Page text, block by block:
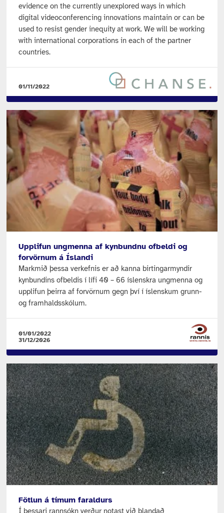
evidence on the currently unexplored ways in which
digital videoconferencing innovations maintain or can be
used to resist gender inequity at work. We will be working
with international corporations in each of the partner
countries.
01/11/2022
Upplifun ungmenna af kynbundnu ofbeldi og
forvörnum á Íslandi
Markmið þessa verkefnis er að kanna birtingarmyndir
kynbundins ofbeldis í lífi 40 – 66 íslenskra ungmenna og
upplifun þeirra af forvörnum gegn því í íslenskum grunn-
og framhaldsskólum.
01/01/2022
31/12/2026
Fötlun á tímum faraldurs
Í þessari rannsókn verður notast við blandað